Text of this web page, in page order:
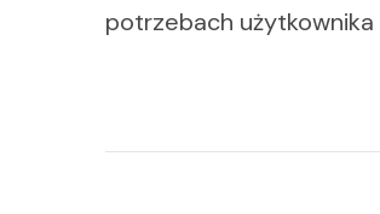
potrzebach